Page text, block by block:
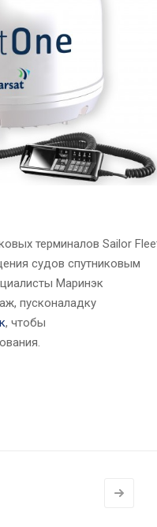
терминалов Sailor
судов спутниковым
Маринэк
пусконаладку
, чтобы